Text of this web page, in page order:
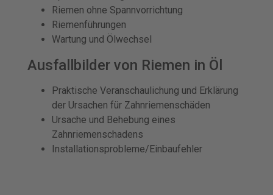
Riemen ohne Spannvorrichtung
Riemenführungen
Wartung und Ölwechsel
Ausfallbilder von Riemen in Öl
Praktische Veranschaulichung und Erklärung
der Ursachen für Zahnriemenschäden
Ursache und Behebung eines
Zahnriemenschadens
Installationsprobleme/Einbaufehler